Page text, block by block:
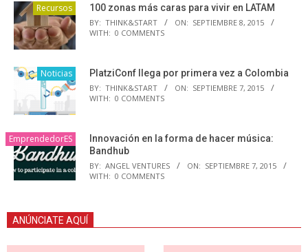
Recursos 100 zonas más caras para vivir en LATAM
BY: THINK&START ON: SEPTIEMBRE 8, 2015
WITH: 0 COMMENTS
Noticias PlatziConf llega por primera vez a Colombia
BY: THINK&START ON: SEPTIEMBRE 7, 2015
WITH: 0 COMMENTS
EmprendedorES
Innovación en la forma de hacer música:
Bandhub
BY: ANGEL VENTURES ON: SEPTIEMBRE 7, 2015
WITH: 0 COMMENTS
ANÚNCIATE AQUÍ